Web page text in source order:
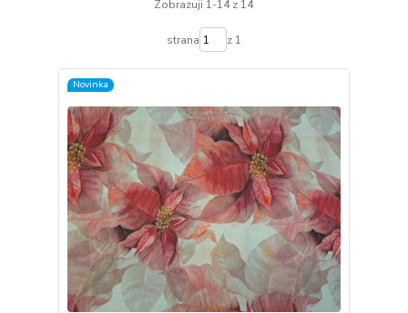
Zobrazuji 1-14 z 14
strana z 1
Novinka